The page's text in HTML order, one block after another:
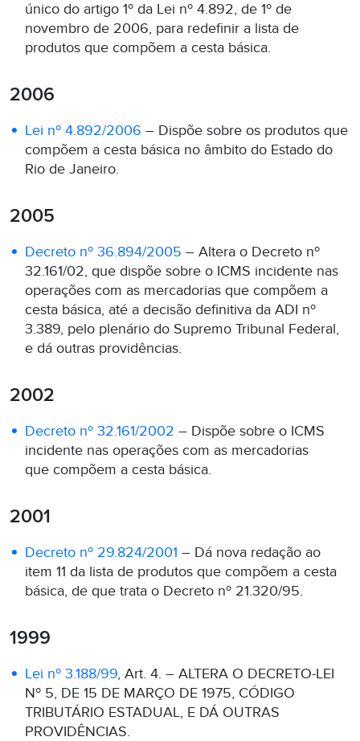
único do artigo 1º da Lei nº 4.892, de 1º de
novembro de 2006, para redefinir a lista de
produtos que compõem a cesta básica.
2006
Lei nº 4.892/2006 – Dispõe sobre os produtos que
compõem a cesta básica no âmbito do Estado do
Rio de Janeiro.
2005
Decreto nº 36.894/2005 – Altera o Decreto nº
32.161/02, que dispõe sobre o ICMS incidente nas
operações com as mercadorias que compõem a
cesta básica, até a decisão definitiva da ADI nº
3.389, pelo plenário do Supremo Tribunal Federal,
e dá outras providências.
2002
Decreto nº 32.161/2002 – Dispõe sobre o ICMS
incidente nas operações com as mercadorias
que compõem a cesta básica.
2001
Decreto nº 29.824/2001 – Dá nova redação ao
item 11 da lista de produtos que compõem a cesta
básica, de que trata o Decreto nº 21.320/95.
1999
Lei nº 3.188/99, Art. 4. – ALTERA O DECRETO-LEI
Nº 5, DE 15 DE MARÇO DE 1975, CÓDIGO
TRIBUTÁRIO ESTADUAL, E DÁ OUTRAS
PROVIDÊNCIAS.